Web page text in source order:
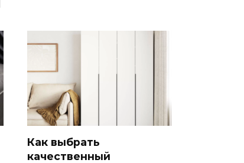
Как выбрать
качественный